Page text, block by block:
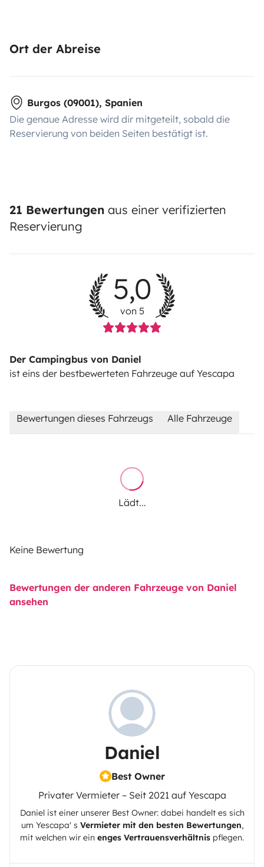
Ort der Abreise
Burgos (09001), Spanien
Die genaue Adresse wird dir mitgeteilt, sobald die
Reservierung von beiden Seiten bestätigt ist.
21 Bewertungen aus einer verifizierten
Reservierung
5,0
von 5
Der Campingbus von Daniel
ist eins der bestbewerteten Fahrzeuge auf Yescapa
Bewertungen dieses Fahrzeugs Alle Fahrzeuge
Lädt...
Keine Bewertung
Bewertungen der anderen Fahrzeuge von Daniel
ansehen
Daniel
Best Owner
Privater Vermieter – Seit 2021 auf Yescapa
Danielist einer unserer Best Owner: dabei handelt es sich
um Yescapa' s Vermieter mit den besten Bewertungen,
mit welchen wir ein enges Vertrauensverhältnis pflegen.